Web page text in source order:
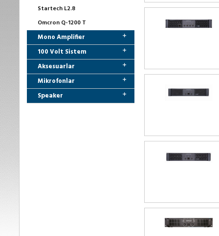
Startech L2.8
Omcron Q-1200 T
Mono Amplifier
100 Volt Sistem
Aksesuarlar
Mikrofonlar
Speaker